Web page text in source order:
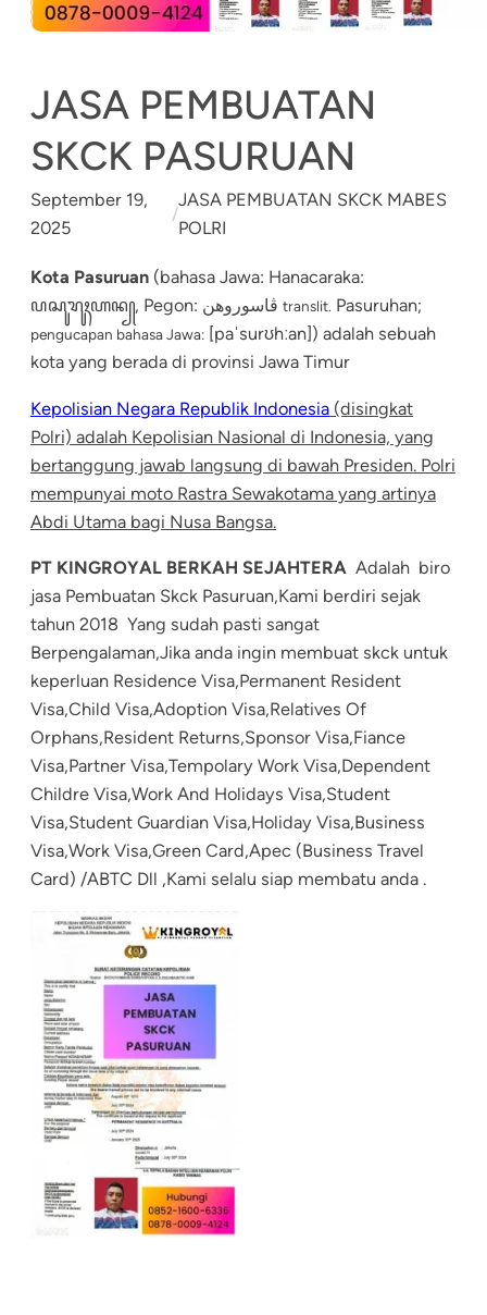
JASA PEMBUATAN
SKCK PASURUAN
September 19,
2025
/
JASA PEMBUATAN SKCK MABES
POLRI
Kota Pasuruan (bahasa Jawa: Hanacaraka:
ꦥꦱꦸꦫꦸꦃꦲꦤ꧀, Pegon: ڤاسوروهن translit. Pasuruhan;
pengucapan bahasa Jawa: [paˈsurʊhːan]) adalah sebuah
kota yang berada di provinsi Jawa Timur
Kepolisian Negara Republik Indonesia (disingkat
Polri) adalah Kepolisian Nasional di Indonesia, yang
bertanggung jawab langsung di bawah Presiden. Polri
mempunyai moto Rastra Sewakotama yang artinya
Abdi Utama bagi Nusa Bangsa.
PT KINGROYAL BERKAH SEJAHTERA Adalah biro
jasa Pembuatan Skck Pasuruan,Kami berdiri sejak
tahun 2018 Yang sudah pasti sangat
Berpengalaman,Jika anda ingin membuat skck untuk
keperluan Residence Visa,Permanent Resident
Visa,Child Visa,Adoption Visa,Relatives Of
Orphans,Resident Returns,Sponsor Visa,Fiance
Visa,Partner Visa,Tempolary Work Visa,Dependent
Childre Visa,Work And Holidays Visa,Student
Visa,Student Guardian Visa,Holiday Visa,Business
Visa,Work Visa,Green Card,Apec (Business Travel
Card) /ABTC Dll ,Kami selalu siap membatu anda .